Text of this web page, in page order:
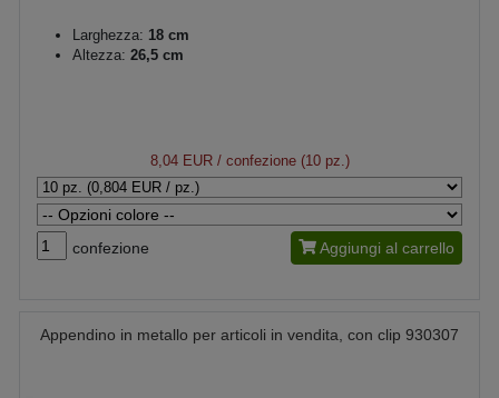
Larghezza: 18 cm
Altezza: 26,5 cm
8,04 EUR/ confezione (10 pz.)
confezione Aggiungi al carrello
Appendino in metallo per articoli in vendita, con clip 930307